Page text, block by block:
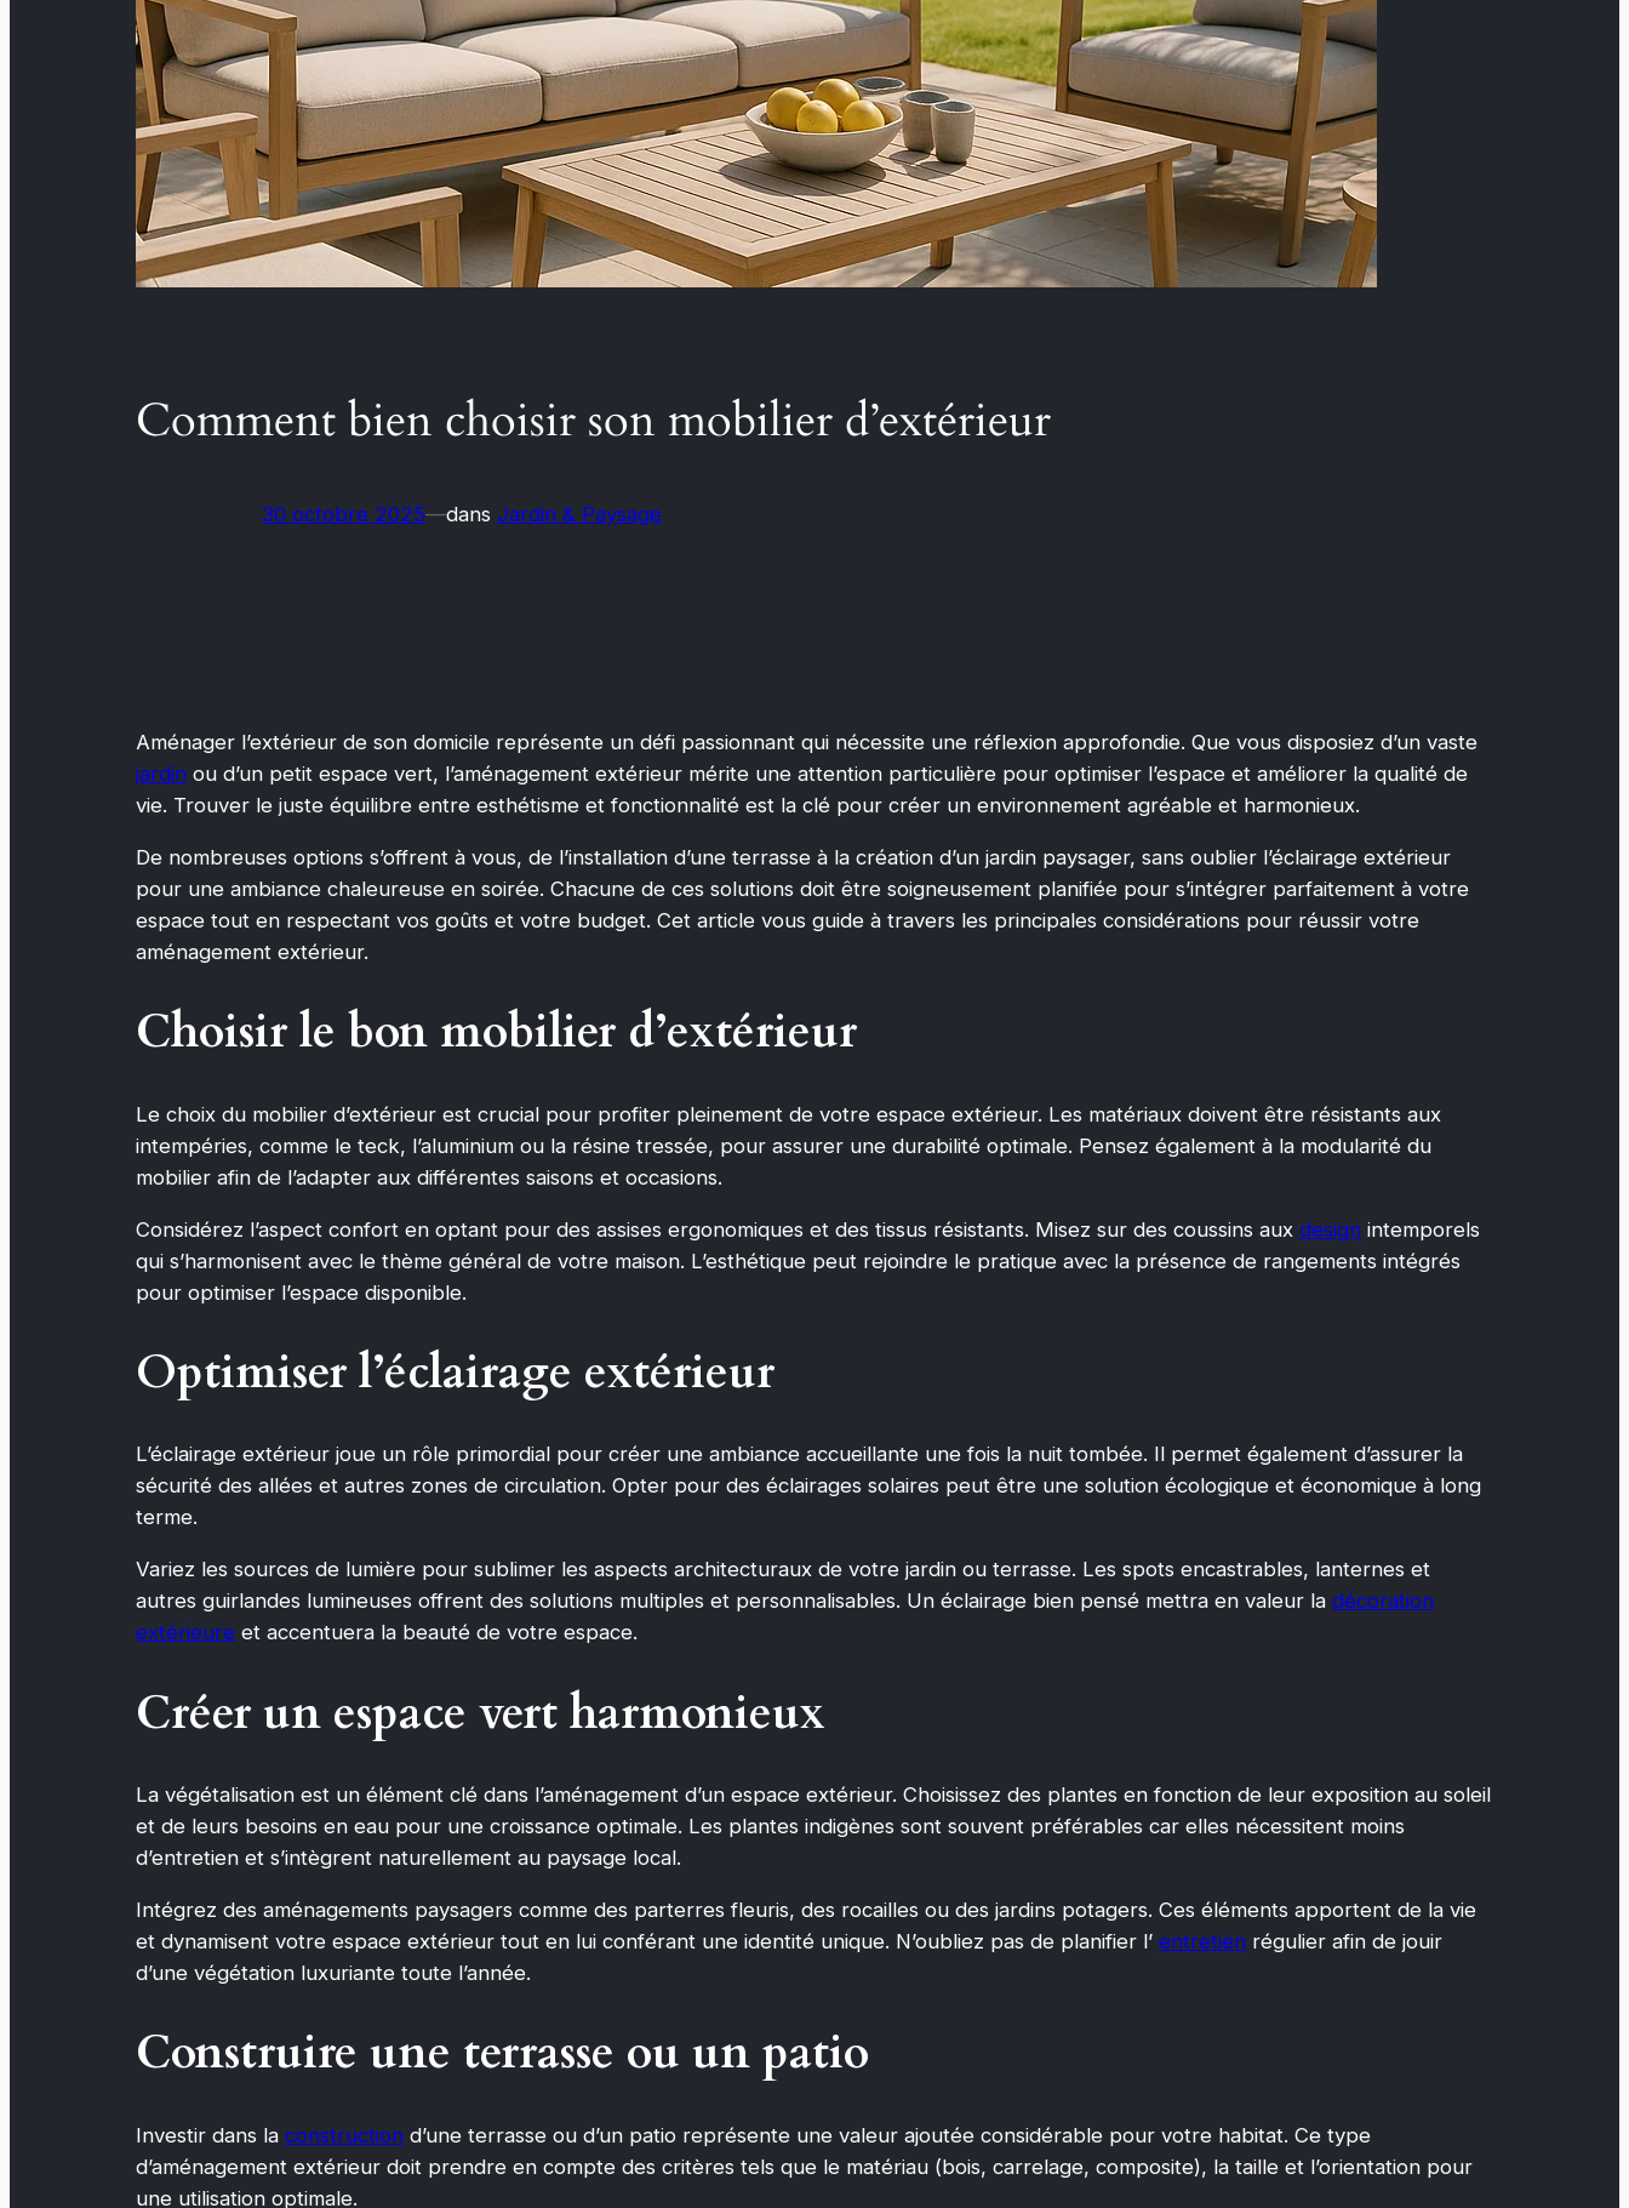
Comment bien choisir son mobilier d’extérieur
30 octobre 2025—dans Jardin & Paysage
Aménager l’extérieur de son domicile représente un défi passionnant qui nécessite une réflexion approfondie. Que vous disposiez d’un vaste
jardin ou d’un petit espace vert, l’aménagement extérieur mérite une attention particulière pour optimiser l’espace et améliorer la qualité de
vie. Trouver le juste équilibre entre esthétisme et fonctionnalité est la clé pour créer un environnement agréable et harmonieux.
De nombreuses options s’offrent à vous, de l’installation d’une terrasse à la création d’un jardin paysager, sans oublier l’éclairage extérieur
pour une ambiance chaleureuse en soirée. Chacune de ces solutions doit être soigneusement planifiée pour s’intégrer parfaitement à votre
espace tout en respectant vos goûts et votre budget. Cet article vous guide à travers les principales considérations pour réussir votre
aménagement extérieur.
Choisir le bon mobilier d’extérieur
Le choix du mobilier d’extérieur est crucial pour profiter pleinement de votre espace extérieur. Les matériaux doivent être résistants aux
intempéries, comme le teck, l’aluminium ou la résine tressée, pour assurer une durabilité optimale. Pensez également à la modularité du
mobilier afin de l’adapter aux différentes saisons et occasions.
Considérez l’aspect confort en optant pour des assises ergonomiques et des tissus résistants. Misez sur des coussins aux design intemporels
qui s’harmonisent avec le thème général de votre maison. L’esthétique peut rejoindre le pratique avec la présence de rangements intégrés
pour optimiser l’espace disponible.
Optimiser l’éclairage extérieur
L’éclairage extérieur joue un rôle primordial pour créer une ambiance accueillante une fois la nuit tombée. Il permet également d’assurer la
sécurité des allées et autres zones de circulation. Opter pour des éclairages solaires peut être une solution écologique et économique à long
terme.
Variez les sources de lumière pour sublimer les aspects architecturaux de votre jardin ou terrasse. Les spots encastrables, lanternes et
autres guirlandes lumineuses offrent des solutions multiples et personnalisables. Un éclairage bien pensé mettra en valeur la décoration
extérieure et accentuera la beauté de votre espace.
Créer un espace vert harmonieux
La végétalisation est un élément clé dans l’aménagement d’un espace extérieur. Choisissez des plantes en fonction de leur exposition au soleil
et de leurs besoins en eau pour une croissance optimale. Les plantes indigènes sont souvent préférables car elles nécessitent moins
d’entretien et s’intègrent naturellement au paysage local.
Intégrez des aménagements paysagers comme des parterres fleuris, des rocailles ou des jardins potagers. Ces éléments apportent de la vie
et dynamisent votre espace extérieur tout en lui conférant une identité unique. N’oubliez pas de planifier l’ entretien régulier afin de jouir
d’une végétation luxuriante toute l’année.
Construire une terrasse ou un patio
Investir dans la construction d’une terrasse ou d’un patio représente une valeur ajoutée considérable pour votre habitat. Ce type
d’aménagement extérieur doit prendre en compte des critères tels que le matériau (bois, carrelage, composite), la taille et l’orientation pour
une utilisation optimale.